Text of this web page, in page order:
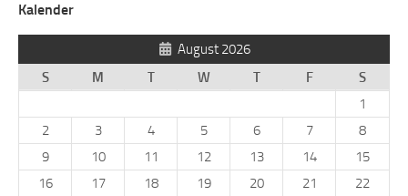
Kalender
August 2026
S
M T W T F
S
1
2
3 4 5 6 7
8
9
10 11 12 13 14
15
16
17 18 19 20 21
22